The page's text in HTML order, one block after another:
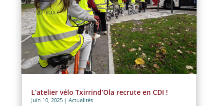
L’atelier vélo Txirrind’Ola recrute en CDI !
Juin 10, 2025| Actualités